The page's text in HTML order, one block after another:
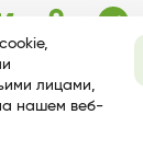
лицами,
нашем веб-